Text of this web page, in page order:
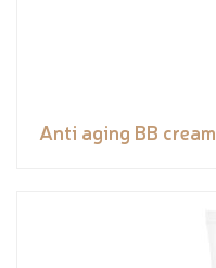
Anti aging BB cream